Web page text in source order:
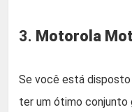
3. Motorola
Se você está disposto
ter um ótimo conjunto